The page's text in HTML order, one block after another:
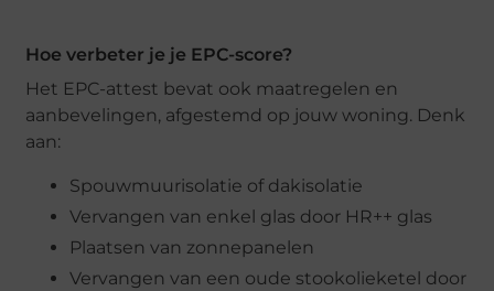
Hoe verbeter je je EPC-score?
Het EPC-attest bevat ook maatregelen en
aanbevelingen, afgestemd op jouw woning. Denk
aan:
Spouwmuurisolatie of dakisolatie
Vervangen van enkel glas door HR++ glas
Plaatsen van zonnepanelen
Vervangen van een oude stookolieketel door